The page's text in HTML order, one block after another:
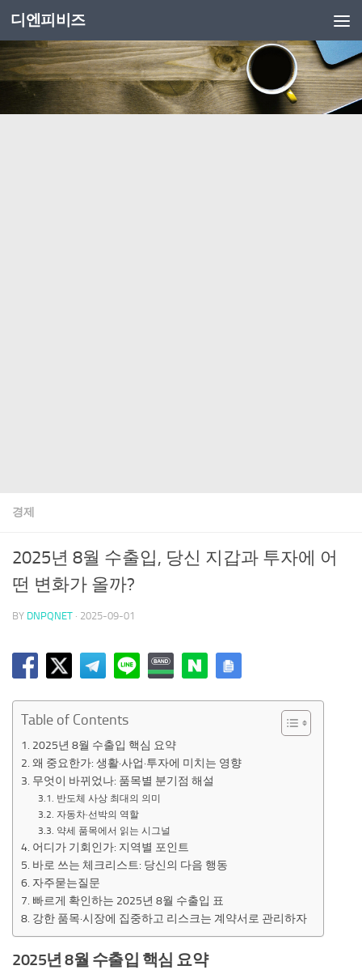
Skip to content
디엔피비즈
경제
2025년 8월 수출입, 당신 지갑과 투자에 어
떤 변화가 올까?
BY DNPQNET · 2025-09-01
Table of Contents
2025년 8월 수출입 핵심 요약
왜 중요한가: 생활·사업·투자에 미치는 영향
무엇이 바뀌었나: 품목별 분기점 해설
반도체 사상 최대의 의미
자동차·선박의 역할
약세 품목에서 읽는 시그널
어디가 기회인가: 지역별 포인트
바로 쓰는 체크리스트: 당신의 다음 행동
자주묻는질문
빠르게 확인하는 2025년 8월 수출입 표
강한 품목·시장에 집중하고 리스크는 계약서로 관리하자
2025년 8월 수출입 핵심 요약